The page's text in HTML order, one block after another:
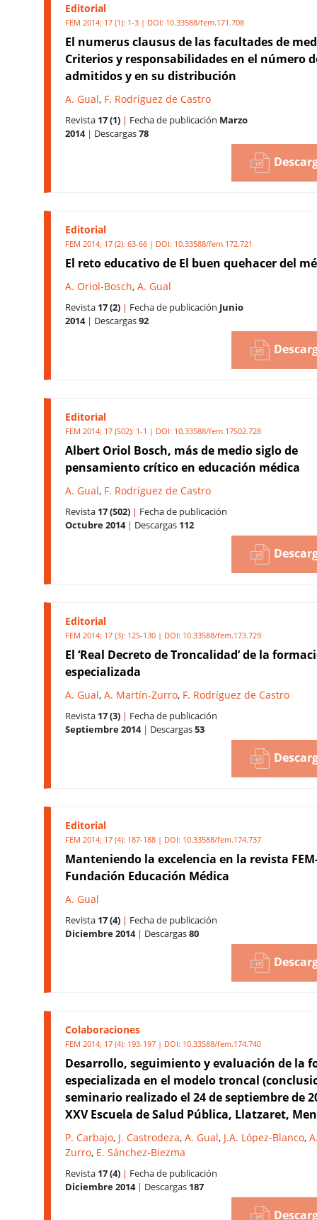
Editorial
FEM 2014; 17 (1): 1-3 | DOI: 10.33588/fem.171.708
El numerus clausus de las facultades de
Criterios y responsabilidades en el número
admitidos y en su distribución
A. Gual, F. Rodríguez de Castro
Revista 17 (1) | Fecha de publicación Marzo
2014 | Descargas78
Editorial
FEM 2014; 17 (2): 63-66 | DOI: 10.33588/fem.172.721
El reto educativo de El buen quehacer del
A. Oriol-Bosch, A. Gual
Revista 17 (2) | Fecha de publicación Junio
2014 | Descargas92
Editorial
FEM 2014; 17 (S02): 1-1 | DOI: 10.33588/fem.17S02.728
Albert Oriol Bosch, más de medio siglo de
pensamiento crítico en educación médica
A. Gual, F. Rodríguez de Castro
Revista 17 (S02) | Fecha de publicación
Octubre 2014 | Descargas 112
Editorial
FEM 2014; 17 (3): 125-130 | DOI: 10.33588/fem.173.729
El ‘Real Decreto de Troncalidad’ de la
especializada
A. Gual, A. Martín-Zurro, F. Rodríguez de Castro
Revista 17 (3) | Fecha de publicación
Septiembre 2014 | Descargas53
Editorial
FEM 2014; 17 (4): 187-188 | DOI: 10.33588/fem.174.737
Manteniendo la excelencia en la revista
Fundación Educación Médica
A. Gual
Revista 17 (4) | Fecha de publicación
Diciembre 2014 | Descargas80
Colaboraciones
FEM 2014; 17 (4): 193-197 | DOI: 10.33588/fem.174.740
Desarrollo, seguimiento y evaluación de la
especializada en el modelo troncal
seminario realizado el 24 de septiembre de
XXV Escuela de Salud Pública, Llatzaret,
P. Carbajo, J. Castrodeza, A. Gual, J.A. López-Blanco,
Zurro, E. Sánchez-Biezma
Revista 17 (4) | Fecha de publicación
Diciembre 2014 | Descargas 187